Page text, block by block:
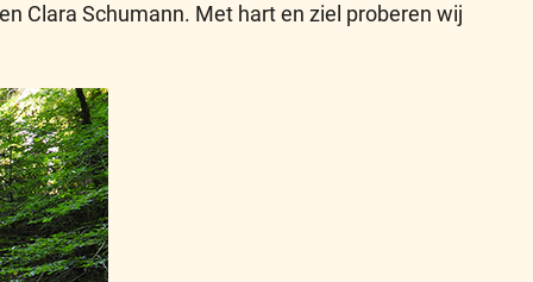
Clara Schumann. Met hart en ziel proberen wij